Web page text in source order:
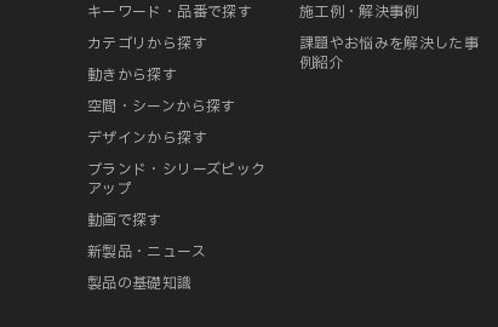
キーワード・品番で探す
カテゴリから探す
動きから探す
空間・シーンから探す
デザインから探す
ブランド・シリーズピック
アップ
動画で探す
新製品・ニュース
製品の基礎知識
施工例・解決事例
課題やお悩みを解決した事
例紹介